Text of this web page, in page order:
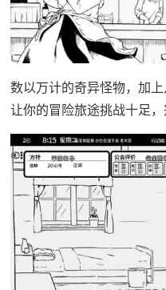
数以万计的奇异怪物，加
让你的冒险旅途挑战十足，